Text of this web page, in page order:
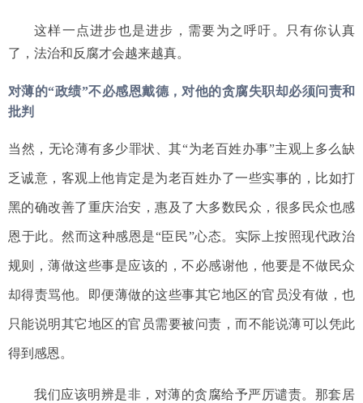
这样一点进步也是进步，需要为之呼吁。只有你认真
了，法治和反腐才会越来越真。
对薄的“政绩”不必感恩戴德，对他的贪腐失职却必须问责和
批判
当然，无论薄有多少罪状、其“为老百姓办事”主观上多么缺
乏诚意，客观上他肯定是为老百姓办了一些实事的，比如打
黑的确改善了重庆治安，惠及了大多数民众，很多民众也感
恩于此。然而这种感恩是“臣民”心态。实际上按照现代政治
规则，薄做这些事是应该的，不必感谢他，他要是不做民众
却得责骂他。即便薄做的这些事其它地区的官员没有做，也
只能说明其它地区的官员需要被问责，而不能说薄可以凭此
得到感恩。
我们应该明辨是非，对薄的贪腐给予严厉谴责。那套居